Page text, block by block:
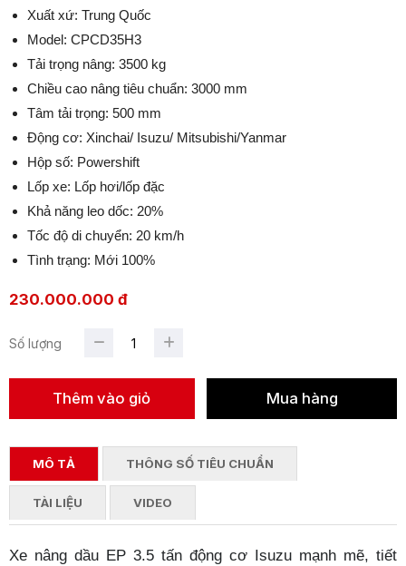
Xuất xứ: Trung Quốc
Model: CPCD35H3
Tải trọng nâng: 3500 kg
Chiều cao nâng tiêu chuẩn: 3000 mm
Tâm tải trọng: 500 mm
Động cơ: Xinchai/ Isuzu/ Mitsubishi/Yanmar
Hộp số: Powershift
Lốp xe: Lốp hơi/lốp đặc
Khả năng leo dốc: 20%
Tốc độ di chuyển: 20 km/h
Tình trạng: Mới 100%
230.000.000 đ
Số lượng
MÔ TẢ THÔNG SỐ TIÊU CHUẨN
TÀI LIỆU VIDEO
Xe nâng dầu EP 3.5 tấn động cơ Isuzu mạnh mẽ, tiết